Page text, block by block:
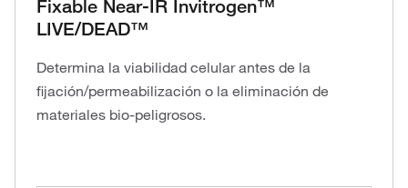
Fixable Near-IR Invitrogen™
LIVE/DEAD™
Determina la viabilidad celular antes de la
fijación/permeabilización o la eliminación de
materiales bio-peligrosos.